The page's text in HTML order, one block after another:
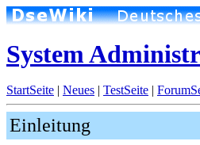
System
StartSeite | Neues | TestSeite |
Einleitung